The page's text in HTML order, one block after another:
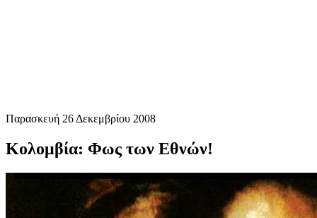
Παρασκευή 26 Δεκεμβρίου 2008
Κολομβία: Φως των Εθνών!